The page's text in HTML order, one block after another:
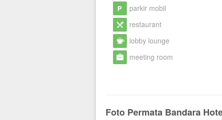
parkir mobil
restaurant
lobby lounge
meeting room
Foto Permata Bandara